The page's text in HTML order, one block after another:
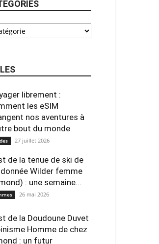
librement :
les eSIM
nos aventures à
bout du monde
27 juillet 2026
de la tenue de ski de
Wilder femme
: une semaine...
26 mai 2026
de la Doudoune Duvet
Homme de chez
: un futur